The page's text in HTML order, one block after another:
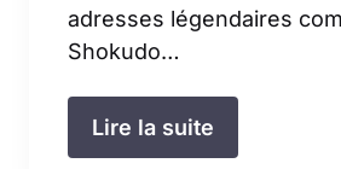
adresses légendaires
Shokudo…
Lire la suite